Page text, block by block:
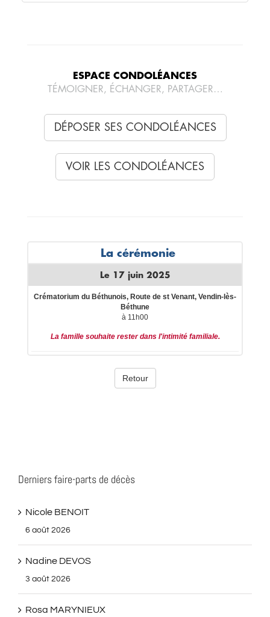
Derniers faire-parts de décès
Nicole BENOIT
6 août 2026
Nadine DEVOS
3 août 2026
Rosa MARYNIEUX